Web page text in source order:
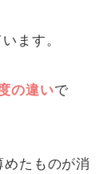
ます。
の違いで
たものが消